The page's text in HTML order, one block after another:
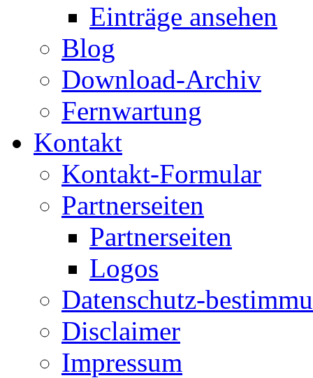
Einträge ansehen
Blog
Download-Archiv
Fernwartung
Kontakt
Kontakt-Formular
Partnerseiten
Partnerseiten
Logos
Datenschutz-
Disclaimer
Impressum